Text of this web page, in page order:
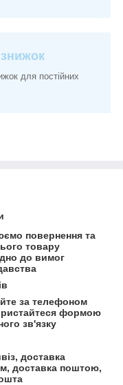
для постійних
повернення та
товару
до вимог
за телефоном
формою
зв'язку
доставка
доставка поштою,